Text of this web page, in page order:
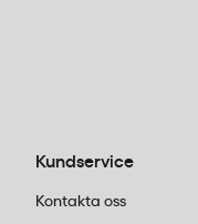
Hur många
Kundservice
Kontakta oss